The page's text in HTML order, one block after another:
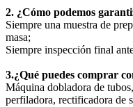
2. ¿Cómo podemos
Siempre una muestra de
masa;
Siempre inspección final
3.¿Qué puedes comprar
Máquina dobladora de
perfiladora, rectificadora de